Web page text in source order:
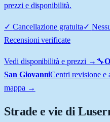
prezzi e disponibilità.
✓ Cancellazione gratuita✓
Recensioni verificate
Vedi disponibilità e prezzi → 🔧
San GiovanniCentri revisione e
mappa →
Strade e vie di